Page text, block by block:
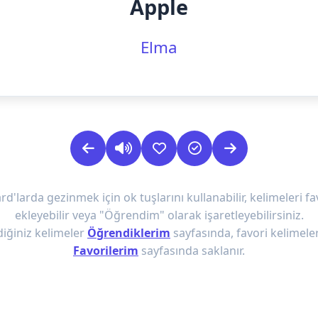
Apple
Elma
gezinmek için ok tuşlarını kullanabilir, kelimeleri
ekleyebilir veya "Öğrendim" olarak işaretleyebilirsiniz.
kelimeler Öğrendiklerim sayfasında, favori
Favorilerim sayfasında saklanır.